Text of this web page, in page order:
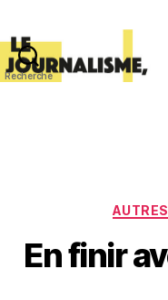
Recherche
AUTRES
En finir